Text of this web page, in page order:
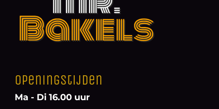
Openingstijden
Ma - Di 16.00 uur